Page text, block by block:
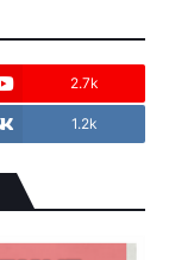
2.7k
1.2k